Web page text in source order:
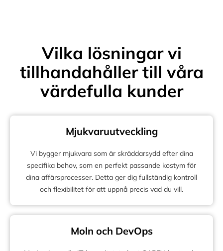
Vilka lösningar vi
tillhandahåller till våra
värdefulla kunder
Mjukvaruutveckling
Vi bygger mjukvara som är skräddarsydd efter dina
specifika behov, som en perfekt passande kostym för
dina affärsprocesser. Detta ger dig fullständig kontroll
och flexibilitet för att uppnå precis vad du vill.
Moln och DevOps